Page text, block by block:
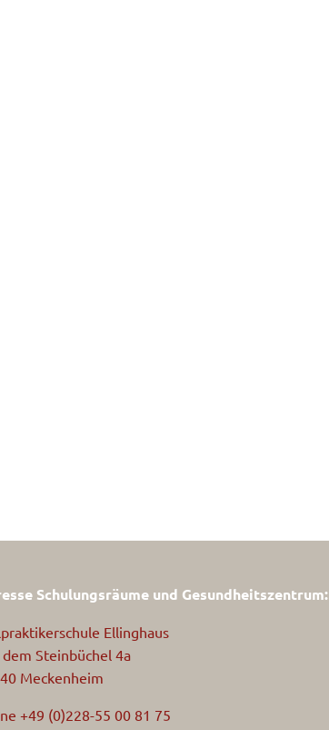
Schulungsräume und Gesundheitszentrum:
Ellinghaus
Steinbüchel 4a
Meckenheim
+49 (0)228-55 00 81 75